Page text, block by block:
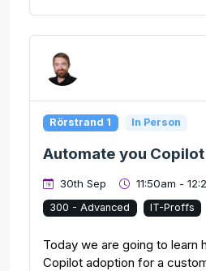
Rörstrand 1 In Person
Automate you
30th Sep 11:50am -
300 - Advanced IT-Proffs
Today we are going to learn
Copilot adoption for a